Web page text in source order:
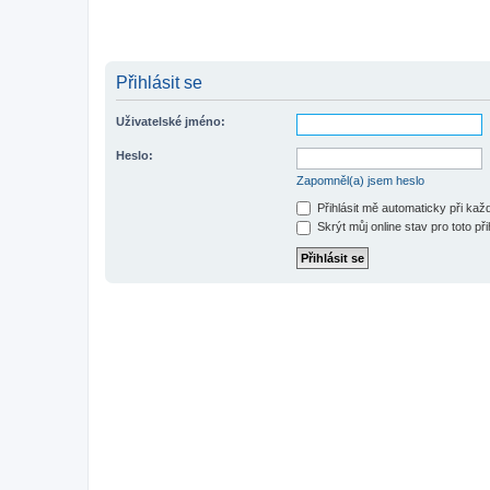
Přihlásit se
Uživatelské jméno:
Heslo:
Zapomněl(a) jsem heslo
Přihlásit mě automaticky při
Skrýt můj online stav pro toto